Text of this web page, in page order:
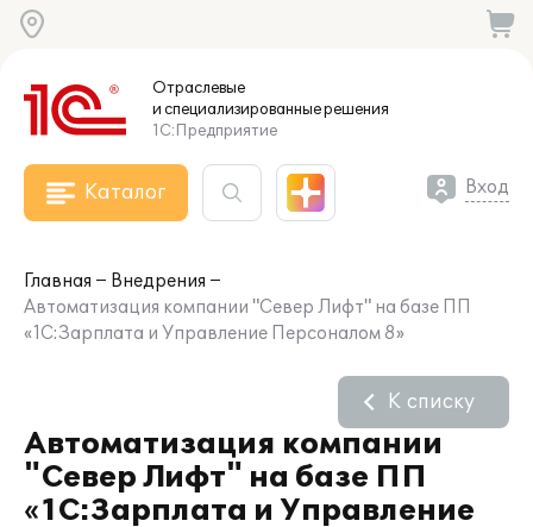
Отраслевые
и специализированныерешения
1С:Предприятие
Каталог Вход
Главная
Внедрения
Автоматизация компании "Север Лифт" на базе ПП
«1С:Зарплата и Управление Персоналом 8»
Автоматизация компании
"Север Лифт" на базе ПП
«1С:Зарплата и Управление
К списку